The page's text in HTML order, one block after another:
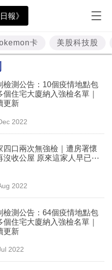
報》
卡 美股科技股
檢測公告：10個疫情地點包
個住宅大廈納入強檢名單｜
更新
2022
四口兩次無強檢｜遭房署懷
沒收公屋 原來這家人早已⋯
2022
檢測公告：64個疫情地點包
個住宅大廈納入強檢名單｜
更新
2022